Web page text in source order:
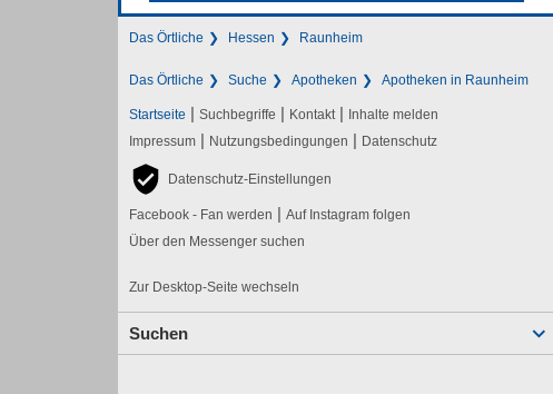
Das Örtliche Hessen Raunheim
Das Örtliche Suche Apotheken Apotheken in Raunheim
Startseite | Suchbegriffe | Kontakt | Inhalte melden
Impressum | Nutzungsbedingungen | Datenschutz
Datenschutz-Einstellungen
Facebook - Fan werden | Auf Instagram folgen
Über den Messenger suchen
Zur Desktop-Seite wechseln
Suchen